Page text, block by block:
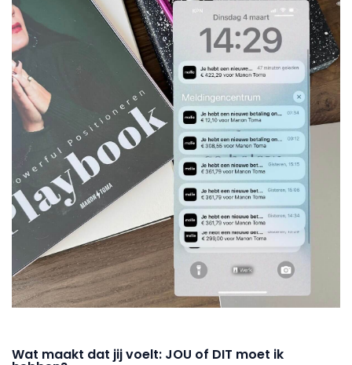
Wat maakt dat jij voelt: JOU of DIT moet ik